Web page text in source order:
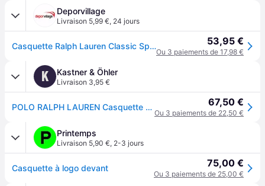
Deporvillage
Livraison 5,99 €, 24 jours
Casquette Ralph Lauren Classic Sport Cap beige clair - Brown 53,95 €
Ou 3 paiements de 17,98 €
K Kastner & Öhler
Livraison 3,95 €
POLO RALPH LAUREN Casquette beige 67,50 €
Ou 3 paiements de 22,50 €
Printemps
Livraison 5,90 €, 2-3 jours
Casquette à logo devant 75,00 €
Ou 3 paiements de 25,00 €